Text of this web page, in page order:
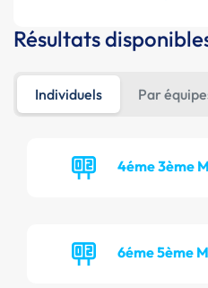
Résultats
Individuels Par
4éme 3ème
6éme 5ème